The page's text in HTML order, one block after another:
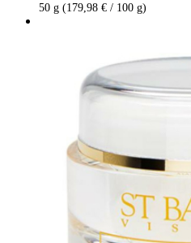
50 g (179,98 € / 100 g)